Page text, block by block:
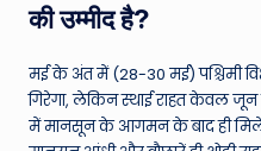
की उम्मीद है?
मई के अंत में (28-30 मई) पश्चिमी
गिरेगा, लेकिन स्थाई राहत केवल
में मानसून के आगमन के बाद ही